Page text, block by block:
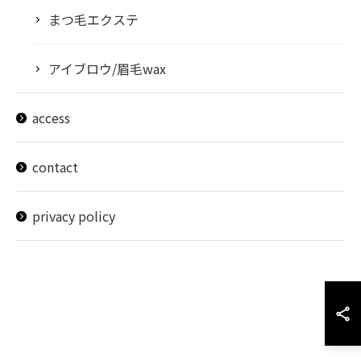
まつ毛エクステ
アイブロウ/眉毛wax
access
contact
privacy policy